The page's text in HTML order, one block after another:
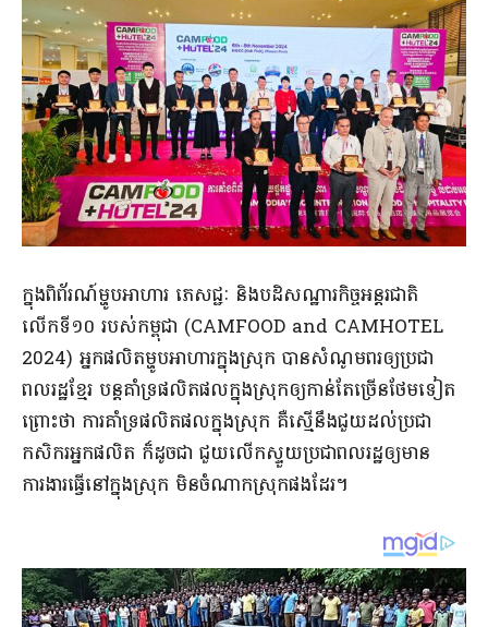
ក្នុងពិព័រណ៍ម្ហូបអាហារ ភេសជ្ជៈ និងបដិសណ្ឋារកិច្ចអន្តរជាតិ
លើកទី១០ របស់កម្ពុជា (CAMFOOD and CAMHOTEL
2024) អ្នកផលិតម្ហូបអាហារក្នុងស្រុក បានសំណូមពរឲ្យប្រជា
ពលរដ្ឋខ្មែរ បន្តគាំទ្រផលិតផលក្នុងស្រុកឲ្យកាន់តែច្រើនថែមទៀត
ព្រោះថា ការគាំទ្រផលិតផលក្នុងស្រុក គឺស្មើនឹងជួយដល់ប្រជា
កសិករអ្នកផលិត ក៏ដូចជា ជួយលើកស្ទួយប្រជាពលរដ្ឋឲ្យមាន
ការងារធ្វើនៅក្នុងស្រុក មិនចំណាកស្រុកផងដែរ។